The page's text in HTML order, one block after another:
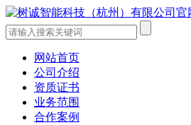
网站首页
公司介绍
资质证书
业务范围
合作案例